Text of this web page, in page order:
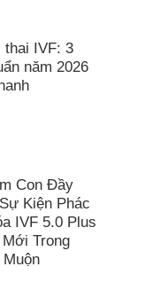
thai IVF: 3
năm 2026
Con Đầy
Kiện Phác
IVF 5.0 Plus
Trong